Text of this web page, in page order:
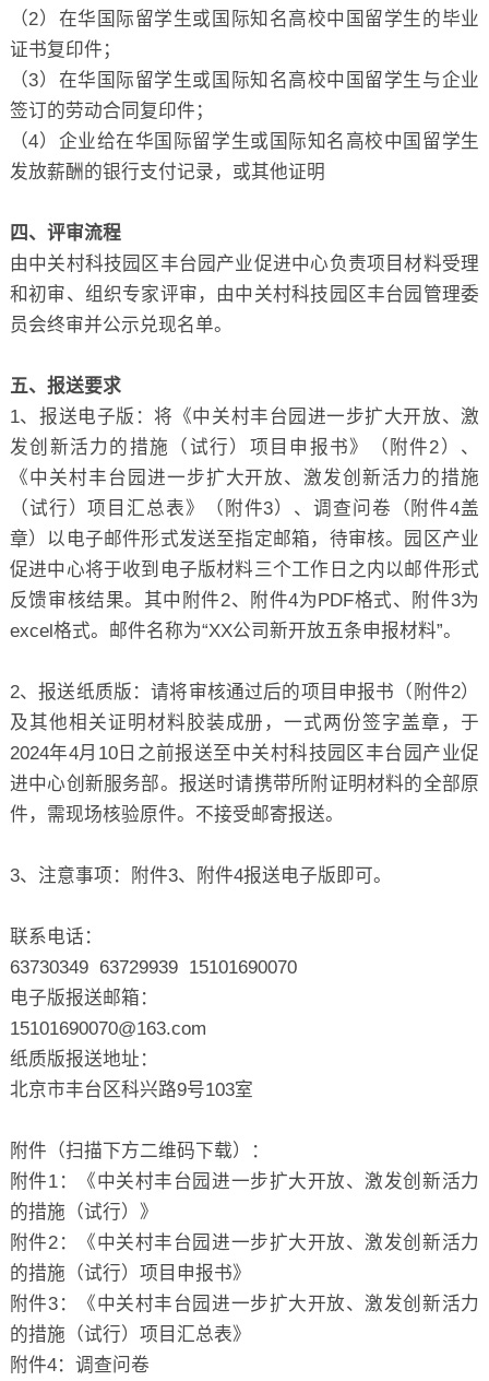
（2）在华国际留学生或国际知名高校中国留学生的毕业
证书复印件；
（3）在华国际留学生或国际知名高校中国留学生与企业
签订的劳动合同复印件；
（4）企业给在华国际留学生或国际知名高校中国留学生
发放薪酬的银行支付记录，或其他证明
四、评审流程
由中关村科技园区丰台园产业促进中心负责项目材料受理
和初审、组织专家评审，由中关村科技园区丰台园管理委
员会终审并公示兑现名单。
五、报送要求
1、报送电子版：将《中关村丰台园进一步扩大开放、激
发创新活力的措施（试行）项目申报书》（附件2）、
《中关村丰台园进一步扩大开放、激发创新活力的措施
（试行）项目汇总表》（附件3）、调查问卷（附件4盖
章）以电子邮件形式发送至指定邮箱，待审核。园区产业
促进中心将于收到电子版材料三个工作日之内以邮件形式
反馈审核结果。其中附件2、附件4为PDF格式、附件3为
excel格式。邮件名称为“XX公司新开放五条申报材料”。
2、报送纸质版：请将审核通过后的项目申报书（附件2）
及其他相关证明材料胶装成册，一式两份签字盖章，于
2024年4月10日之前报送至中关村科技园区丰台园产业促
进中心创新服务部。报送时请携带所附证明材料的全部原
件，需现场核验原件。不接受邮寄报送。
3、注意事项：附件3、附件4报送电子版即可。
联系电话：
63730349 63729939 15101690070
电子版报送邮箱：
15101690070@163.com
纸质版报送地址：
北京市丰台区科兴路9号103室
附件（扫描下方二维码下载）：
附件1：《中关村丰台园进一步扩大开放、激发创新活力
的措施（试行）》
附件2：《中关村丰台园进一步扩大开放、激发创新活力
的措施（试行）项目申报书》
附件3：《中关村丰台园进一步扩大开放、激发创新活力
的措施（试行）项目汇总表》
附件4：调查问卷